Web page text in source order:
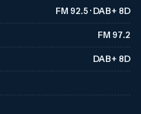
FM 92.5 · DAB+ 8D
FM 97.2
DAB+ 8D